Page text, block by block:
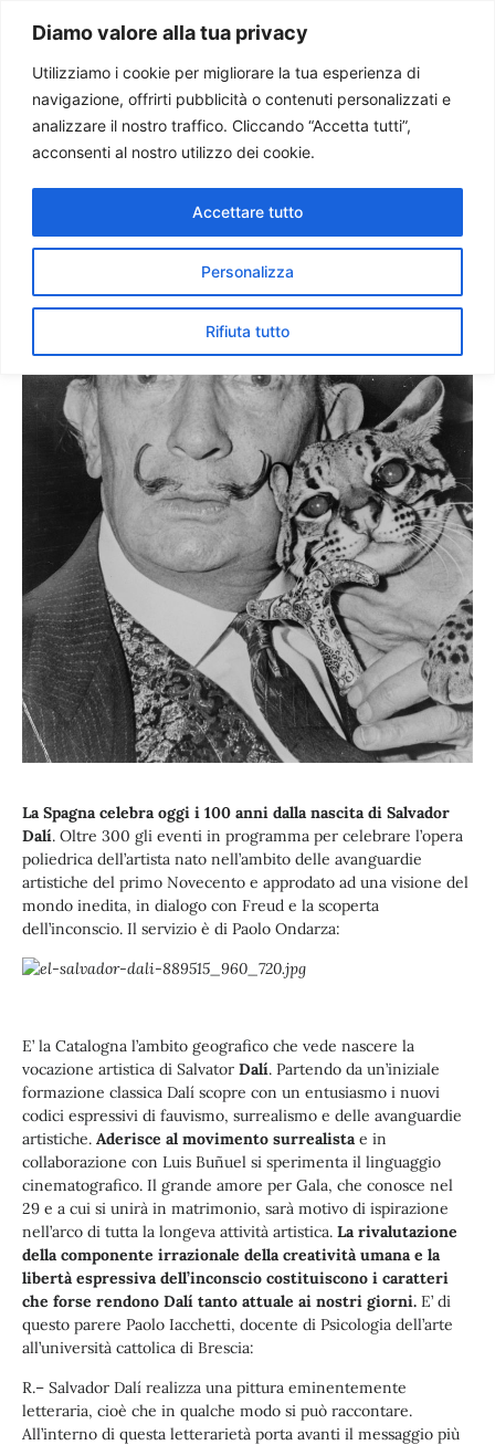
Diamo valore alla tua privacy
Utilizziamo i cookie per migliorare la tua esperienza di
navigazione, offrirti pubblicità o contenuti personalizzati e
analizzare il nostro traffico. Cliccando “Accetta tutti”,
acconsenti al nostro utilizzo dei cookie.
Personalizza
Rifiuta tutto
Accettare tutto
Paolo Ondarza
100 anni fa nasceva
Salvador Dalì
La Spagna celebra oggi i 100 anni dalla nascita di Salvador
Dalí. Oltre 300 gli eventi in programma per celebrare l’opera
poliedrica dell’artista nato nell’ambito delle avanguardie
artistiche del primo Novecento e approdato ad una visione del
mondo inedita, in dialogo con Freud e la scoperta
dell’inconscio. Il servizio è di Paolo Ondarza:
E’ la Catalogna l’ambito geografico che vede nascere la
vocazione artistica di Salvator Dalí. Partendo da un’iniziale
formazione classica Dalí scopre con un entusiasmo i nuovi
codici espressivi di fauvismo, surrealismo e delle avanguardie
artistiche. Aderisce al movimento surrealistae in
collaborazione con Luis Buñuel si sperimenta il linguaggio
cinematografico. Il grande amore per Gala, che conosce nel
29 e a cui si unirà in matrimonio, sarà motivo di ispirazione
nell’arco di tutta la longeva attività artistica. La rivalutazione
della componente irrazionale della creatività umana e la
libertà espressiva dell’inconscio costituiscono i caratteri
che forse rendono Dalí tanto attuale ai nostri giorni. E’ di
questo parere Paolo Iacchetti, docente di Psicologia dell’arte
all’università cattolica di Brescia:
R.– Salvador Dalí realizza una pittura eminentemente
letteraria, cioè che in qualche modo si può raccontare.
All’interno di questa letterarietà porta avanti il messaggio più